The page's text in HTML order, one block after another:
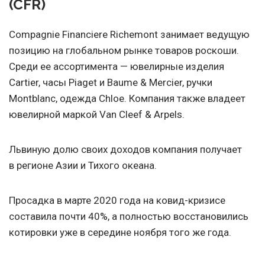
(CFR)
Compagnie Financiere Richemont занимает ведущую
позицию на глобальном рынке товаров роскоши.
Среди ее ассортимента — ювелирные изделия
Cartier, часы Piaget и Baume & Mercier, ручки
Montblanc, одежда Chloe. Компания также владеет
ювелирной маркой Van Cleef & Arpels.
Львиную долю своих доходов компания получает
в регионе Азии и Тихого океана.
Просадка в марте 2020 года на ковид-кризисе
составила почти 40%, а полностью восстановились
котировки уже в середине ноября того же года.